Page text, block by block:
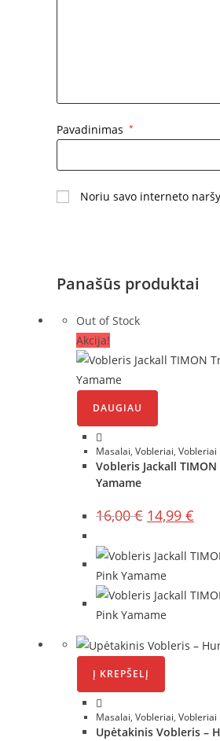
Pavadinimas *
Noriu savo interneto
Panašūs produktai
Out of Stock
Akcija!
DAUGIAU
Masalai, Vobleriai, Vobleriai
Vobleris Jackall
Yamame
16,00€ Original
price
14,99 €price
Į KREPŠELĮ
Masalai, Vobleriai, Vobleriai
Upėtakinis Vobleris –